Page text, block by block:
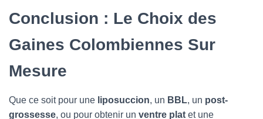
Conclusion : Le Choix des
Gaines Colombiennes Sur
Mesure
Que ce soit pour une liposuccion, un BBL, un post-
grossesse, ou pour obtenir un ventre plat et une